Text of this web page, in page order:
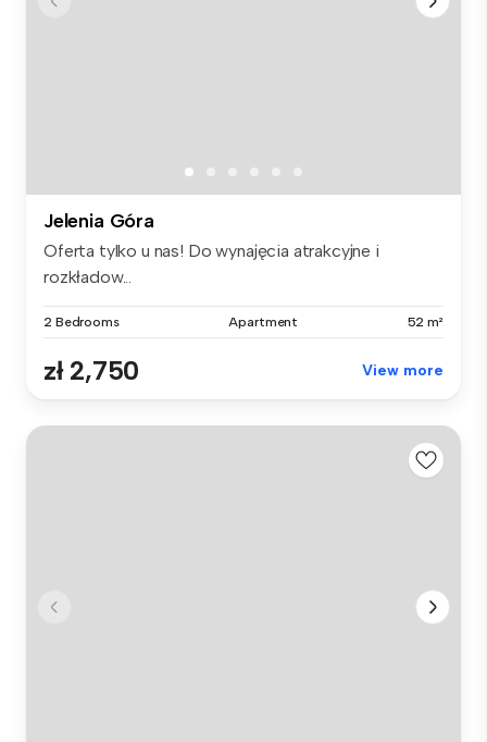
Jelenia Góra
Oferta tylko u nas! Do wynajęcia atrakcyjne i
rozkładow...
2 Bedrooms Apartment 52 m²
zł 2,750 View more